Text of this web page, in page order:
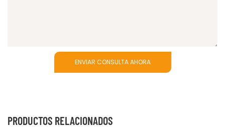
ENVIAR CONSULTA AHORA
PRODUCTOS RELACIONADOS